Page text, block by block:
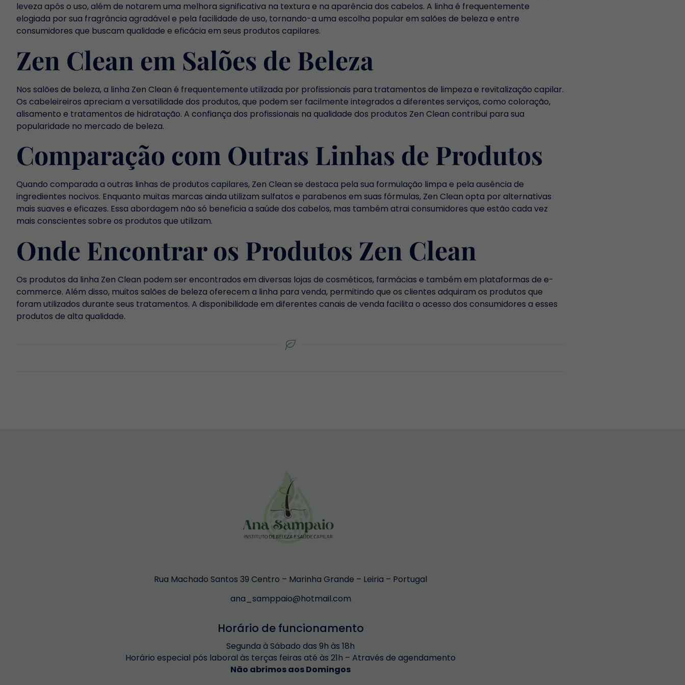
leveza após o uso, além de notarem uma melhora significativa na textura e na aparência dos cabelos. A linha é frequentemente
elogiada por sua fragrância agradável e pela facilidade de uso, tornando-a uma escolha popular em salões de beleza e entre
consumidores que buscam qualidade e eficácia em seus produtos capilares.
Zen Clean em Salões de Beleza
Nos salões de beleza, a linha Zen Clean é frequentemente utilizada por profissionais para tratamentos de limpeza e revitalização capilar.
Os cabeleireiros apreciam a versatilidade dos produtos, que podem ser facilmente integrados a diferentes serviços, como coloração,
alisamento e tratamentos de hidratação. A confiança dos profissionais na qualidade dos produtos Zen Clean contribui para sua
popularidade no mercado de beleza.
Comparação com Outras Linhas de Produtos
Quando comparada a outras linhas de produtos capilares, Zen Clean se destaca pela sua formulação limpa e pela ausência de
ingredientes nocivos. Enquanto muitas marcas ainda utilizam sulfatos e parabenos em suas fórmulas, Zen Clean opta por alternativas
mais suaves e eficazes. Essa abordagem não só beneficia a saúde dos cabelos, mas também atrai consumidores que estão cada vez
mais conscientes sobre os produtos que utilizam.
Onde Encontrar os Produtos Zen Clean
Os produtos da linha Zen Clean podem ser encontrados em diversas lojas de cosméticos, farmácias e também em plataformas de e-
commerce. Além disso, muitos salões de beleza oferecem a linha para venda, permitindo que os clientes adquiram os produtos que
foram utilizados durante seus tratamentos. A disponibilidade em diferentes canais de venda facilita o acesso dos consumidores a esses
produtos de alta qualidade.
Rua Machado Santos 39 Centro – Marinha Grande – Leiria – Portugal
ana_samppaio@hotmail.com
Horário de funcionamento
Segunda à Sábado das 9h às 18h
Horário especial pós laboral às terças feiras até às 21h – Através de agendamento
Não abrimos aos Domingos